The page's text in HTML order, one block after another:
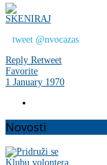
tweet @nvocazas
Reply Retweet
Favorite
1 January 1970
Novosti